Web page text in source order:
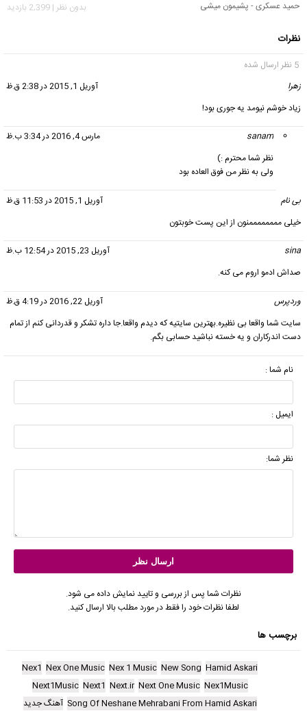
حمید عسکری - پشیمون میشی بدون نظر | 2,399 بازدید
نظرات
5 نظر ارسال شده
زهرا
آوریل 1, 2015 در 2:38 ق.ظ
زیاد خوشم نیومد یه جوری بود!
sanam
مارس 4, 2016 در 3:34 ب.ظ
نظر شما محترم :‏)‏
ولی به نظر من فوق العاده بود
بی نام
آوریل 1, 2015 در 11:53 ق.ظ
خیلی ممممممممنون از این پست خوبتون
sina
آوریل 23, 2015 در 12:54 ب.ظ
صداش ادمو اروم می کنه.
وردپرس
آوریل 22, 2016 در 4:19 ق.ظ
سایت شما واقعا بی نظیره.بهترین سایتیه که دیدم واقعا.جا داره تشکر و قدردانی کنم از تمام
دست اندرکاران و یه خسته نباشید حسابی بگم.
نام شما :
ایمیل :
نظر شما:
نظرات شما پس از بررسی و تایید نمایش داده می شود.
لطفا نظرات خود را فقط در مورد مطلب بالا ارسال کنید.
برچسب ها
Hamid Askari
New Song
Nex 1 Music
Nex One Music
Nex1
Nex1Music
Next One Music
Next.ir
Next1
Next1Music
Song Of Neshane Mehrabani From Hamid Askari آهنگ جدید